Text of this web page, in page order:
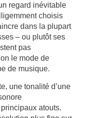
regard inévitable
choisis
dans la plupart
– ou plutôt ses
pas
le mode de
de musique.
une tonalité d’une
atouts.